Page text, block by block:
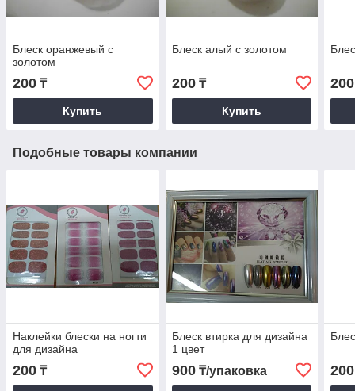
Блеск оранжевый с
золотом
200 ₸
Купить
Блеск алый с золотом
200₸
Купить
200
Подобные товары компании
Наклейки блески на ногти
для дизайна
200 ₸
Блеск втирка для дизайна
1 цвет
900₸/упаковка 200